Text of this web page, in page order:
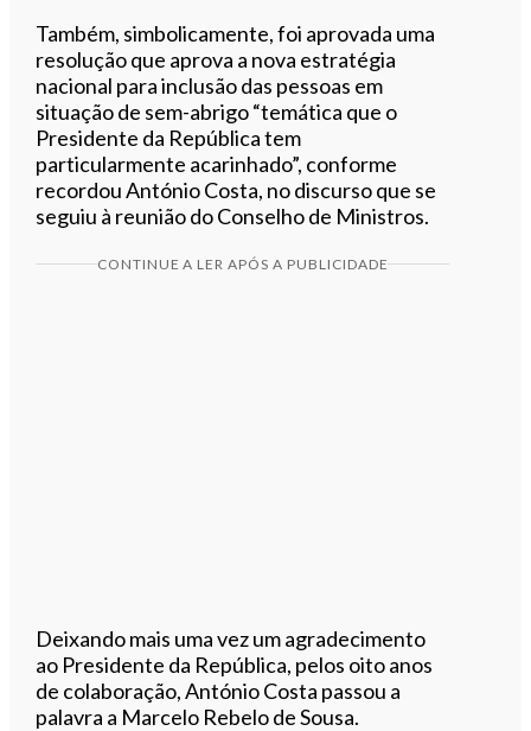
Também, simbolicamente, foi aprovada uma
resolução que aprova a nova estratégia
nacional para inclusão das pessoas em
situação de sem-abrigo “temática que o
Presidente da República tem
particularmente acarinhado”, conforme
recordou António Costa, no discurso que se
seguiu à reunião do Conselho de Ministros.
CONTINUE A LER APÓS A PUBLICIDADE
Deixando mais uma vez um agradecimento
ao Presidente da República, pelos oito anos
de colaboração, António Costa passou a
palavra a Marcelo Rebelo de Sousa.